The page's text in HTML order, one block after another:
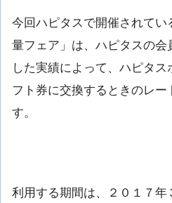
今回ハピタスで開催されてい
量フェア」は、ハピタスの会
した実績によって、ハピタ
フト券に交換するときのレ
す。
利用する期間は、２０１７